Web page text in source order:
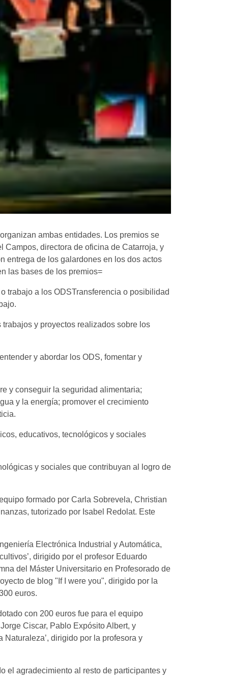
ambas entidades. Los premios se
Campos, directora de oficina de Catarroja, y
entrega de los galardones en los dos actos
las bases de los premios=
trabajo a los ODSTransferencia o posibilidad
y proyectos realizados sobre los
y abordar los ODS, fomentar y
y conseguir la seguridad alimentaria;
y la energía; promover el crecimiento
educativos, tecnológicos y sociales
y sociales que contribuyan al logro de
formado por Carla Sobrevela, Christian
tutorizado por Isabel Redolat. Este
Electrónica Industrial y Automática,
dirigido por el profesor Eduardo
del Máster Universitario en Profesorado de
de blog "If I were you", dirigido por la
euros.
con 200 euros fue para el equipo
Ciscar, Pablo Expósito Albert, y
dirigido por la profesora y
el agradecimiento al resto de participantes y